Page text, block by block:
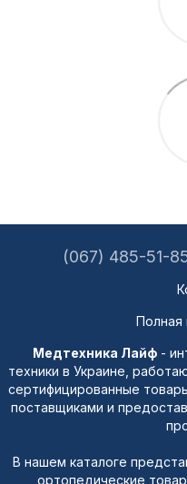
(067) 485-51-
Полная
Медтехника Лайф-
техники в Украине,
сертифицированные
поставщиками и
В нашем каталоге
ортопедические